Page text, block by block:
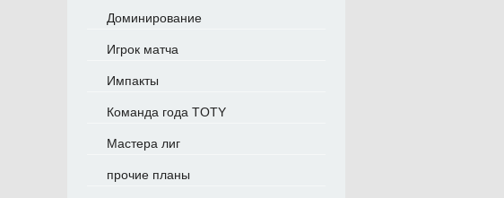
Доминирование
Игрок матча
Импакты
Команда года TOTY
Мастера лиг
прочие планы